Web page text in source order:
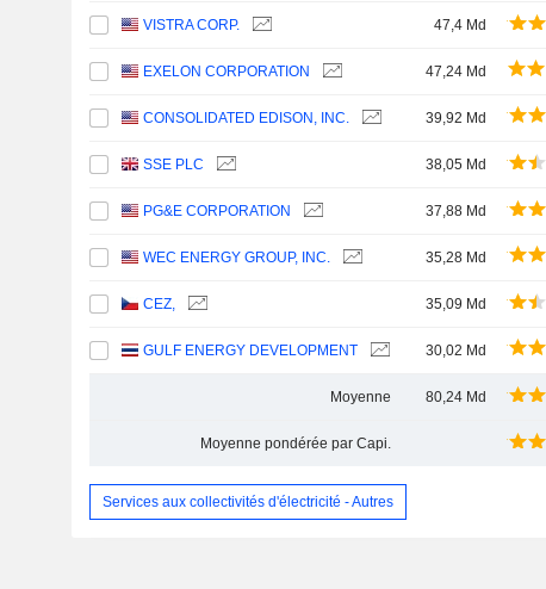
VISTRA CORP. 47,4 Md
EXELON CORPORATION 47,24 Md
CONSOLIDATED EDISON, INC. 39,92 Md
SSE PLC 38,05 Md
PG&E CORPORATION 37,88 Md
WEC ENERGY GROUP, INC. 35,28 Md
CEZ, 35,09 Md
GULF ENERGY DEVELOPMENT 30,02 Md
Moyenne 80,24 Md
Moyenne pondérée par Capi.
Services aux collectivités d'électricité - Autres